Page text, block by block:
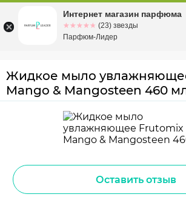
Омскул. Заозерная, 11, к. 1
Жидкое мыло
Mango & Mangosteen 460
Оставить отзыв
Интернет магазин парфюма
☆☆☆☆☆
★★★★★ (23) звезды
Парфюм-Лидер